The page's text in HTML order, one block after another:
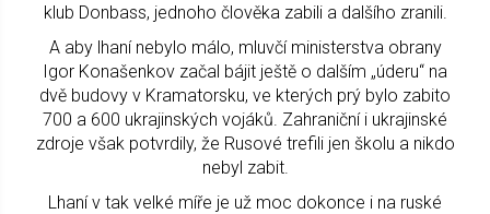
klub Donbass, jednoho člověka zabili a dalšího zranili.
A aby lhaní nebylo málo, mluvčí ministerstva obrany
Igor Konašenkov začal bájit ještě o dalším „úderu“ na
dvě budovy v Kramatorsku, ve kterých prý bylo zabito
700 a 600 ukrajinských vojáků. Zahraniční i ukrajinské
zdroje však potvrdily, že Rusové trefili jen školu a nikdo
nebyl zabit.
Lhaní v tak velké míře je už moc dokonce i na ruské